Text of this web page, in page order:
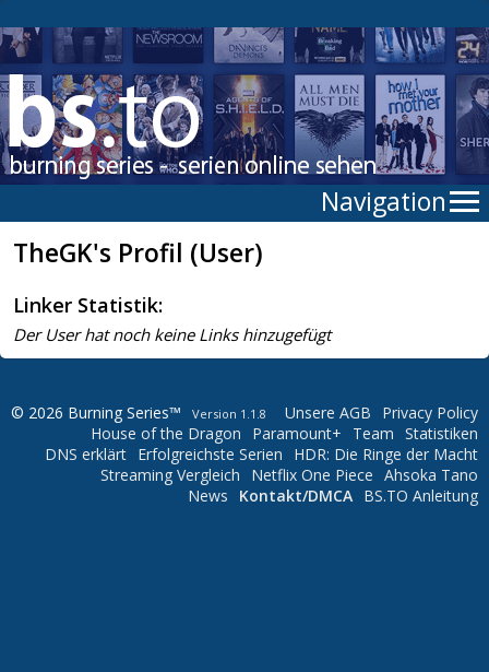
Navigation
TheGK's Profil (User)
Linker Statistik:
Der User hat noch keine Links hinzugefügt
© 2026 Burning Series™ Version 1.1.8 Privacy Policy
Unsere AGB
Statistiken
Team
Paramount+
House of the Dragon
HDR: Die Ringe der Macht
Erfolgreichste Serien
DNS erklärt
Ahsoka Tano
Netflix One Piece
Streaming Vergleich
BS.TO Anleitung
Kontakt/DMCA
News